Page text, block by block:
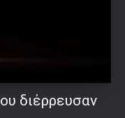
διέρρευσαν